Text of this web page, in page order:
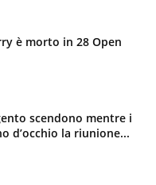
è morto in 28 Open
scendono mentre i
d’occhio la riunione...